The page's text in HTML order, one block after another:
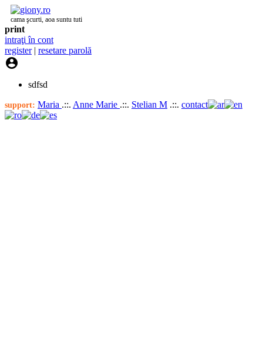
cama şcurti, aoa suntu tuti
print
intraţi în cont
register| resetare parolă

sdfsd
support: Maria .::. Anne Marie .::. Stelian M .::. contact